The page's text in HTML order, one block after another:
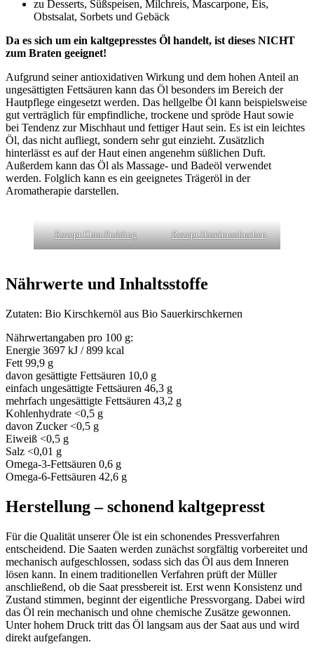
zu Desserts, Süßspeisen, Milchreis, Mascarpone, Eis,
Obstsalat, Sorbets und Gebäck
Da es sich um ein kaltgepresstes Öl handelt, ist dieses NICHT
zum Braten geeignet!
Aufgrund seiner antioxidativen Wirkung und dem hohen Anteil an
ungesättigten Fettsäuren kann das Öl besonders im Bereich der
Hautpflege eingesetzt werden. Das hellgelbe Öl kann beispielsweise
gut verträglich für empfindliche, trockene und spröde Haut sowie
bei Tendenz zur Mischhaut und fettiger Haut sein. Es ist ein leichtes
Öl, das nicht aufliegt, sondern sehr gut einzieht. Zusätzlich
hinterlässt es auf der Haut einen angenehm süßlichen Duft.
Außerdem kann das Öl als Massage- und Badeöl verwendet
werden. Folglich kann es ein geeignetes Trägeröl in der
Aromatherapie darstellen.
Rezept Chia-Pudding Rezept Haselnusskuchen
Nährwerte und Inhaltsstoffe
Zutaten: Bio Kirschkernöl aus Bio Sauerkirschkernen
Nährwertangaben pro 100 g:
Energie 3697 kJ / 899 kcal
Fett 99,9 g
davon gesättigte Fettsäuren 10,0 g
einfach ungesättigte Fettsäuren 46,3 g
mehrfach ungesättigte Fettsäuren 43,2 g
Kohlenhydrate <0,5 g
davon Zucker <0,5 g
Eiweiß <0,5 g
Salz <0,01 g
Omega-3-Fettsäuren 0,6 g
Omega-6-Fettsäuren 42,6 g
Herstellung – schonend kaltgepresst
Für die Qualität unserer Öle ist ein schonendes Pressverfahren
entscheidend. Die Saaten werden zunächst sorgfältig vorbereitet und
mechanisch aufgeschlossen, sodass sich das Öl aus dem Inneren
lösen kann. In einem traditionellen Verfahren prüft der Müller
anschließend, ob die Saat pressbereit ist. Erst wenn Konsistenz und
Zustand stimmen, beginnt der eigentliche Pressvorgang. Dabei wird
das Öl rein mechanisch und ohne chemische Zusätze gewonnen.
Unter hohem Druck tritt das Öl langsam aus der Saat aus und wird
direkt aufgefangen.